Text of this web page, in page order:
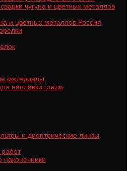
чугуна и цветных металлов
и цветных металлов Россия
материалы
наплавки стали
и диоптрические линзы
наконечники